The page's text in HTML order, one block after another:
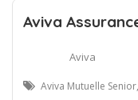
Aviva
Aviva
Aviva Mutuelle